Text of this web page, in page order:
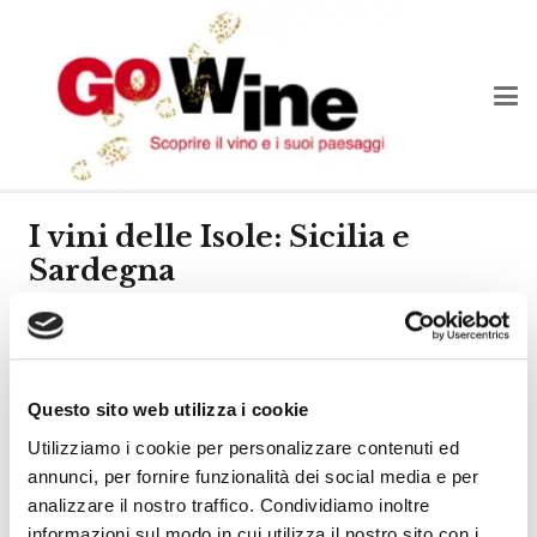
Questo sito web utilizza i cookie
Utilizziamo i cookie per personalizzare contenuti ed
annunci, per fornire funzionalità dei social media e per
analizzare il nostro traffico. Condividiamo inoltre
I vini delle Isole: Sicilia e
Sardegna
Go Wine continua gli appuntamenti in città con una
5 ottobre.
Fabio Gangetti,
Il tema della degustazione prevede un percorso